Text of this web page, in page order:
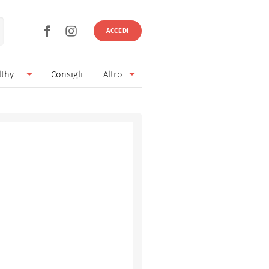
ACCEDI
Consigli Altro